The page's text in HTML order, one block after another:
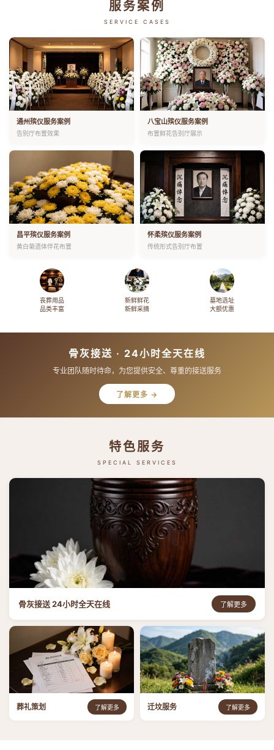
服务案例
SERVICE CASES
通州殡仪服务案例
告别厅布置效果
八宝山殡仪服务案例
布置鲜花告别厅展示
昌平殡仪服务案例
黄白菊遗体伴花布置
怀柔殡仪服务案例
传统形式告别厅布置
丧葬用品
品类丰富
新鲜鲜花
新鲜采摘
墓地选址
大额优惠
骨灰接送 · 24小时全天在线
专业团队随时待命，为您提供安全、尊重的接送服务
了解更多 →
特色服务
SPECIAL SERVICES
骨灰接送 24小时全天在线 了解更多
葬礼策划 了解更多 迁坟服务 了解更多